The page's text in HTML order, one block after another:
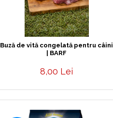
Buză de vită congelată pentru câini
| BARF
8,00 Lei